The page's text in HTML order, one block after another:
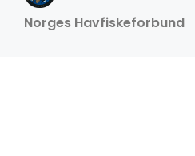
Norges Havfiskeforbund